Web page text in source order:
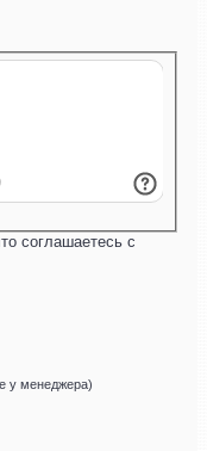
соглашаетесь с
у менеджера)